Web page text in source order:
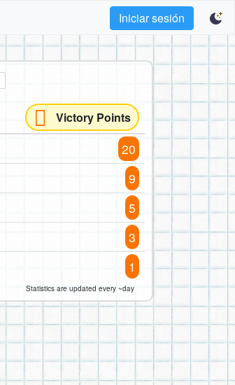
Iniciar sesión
Victory Points
20
9
5
3
1
Statistics are updated every ~day